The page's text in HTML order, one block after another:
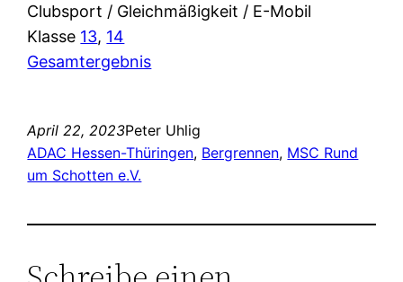
Clubsport / Gleichmäßigkeit / E-Mobil
Klasse 13, 14
Gesamtergebnis
April 22, 2023Peter Uhlig
ADAC Hessen-Thüringen, Bergrennen, MSC Rund
um Schotten e.V.